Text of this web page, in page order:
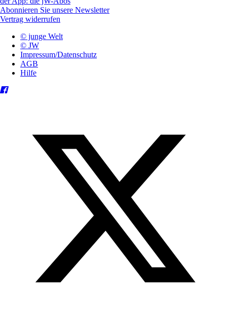
Abonnieren Sie unsere Newsletter
Vertrag widerrufen
© junge Welt
© JW
Impressum/Datenschutz
AGB
Hilfe